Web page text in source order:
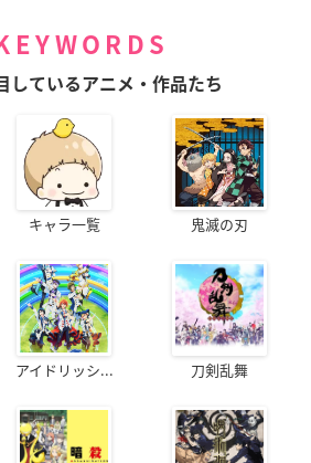
KEYWORDS
しているアニメ・作品たち
キャラ一覧 鬼滅の刃
アイドリッシ... 刀剣乱舞